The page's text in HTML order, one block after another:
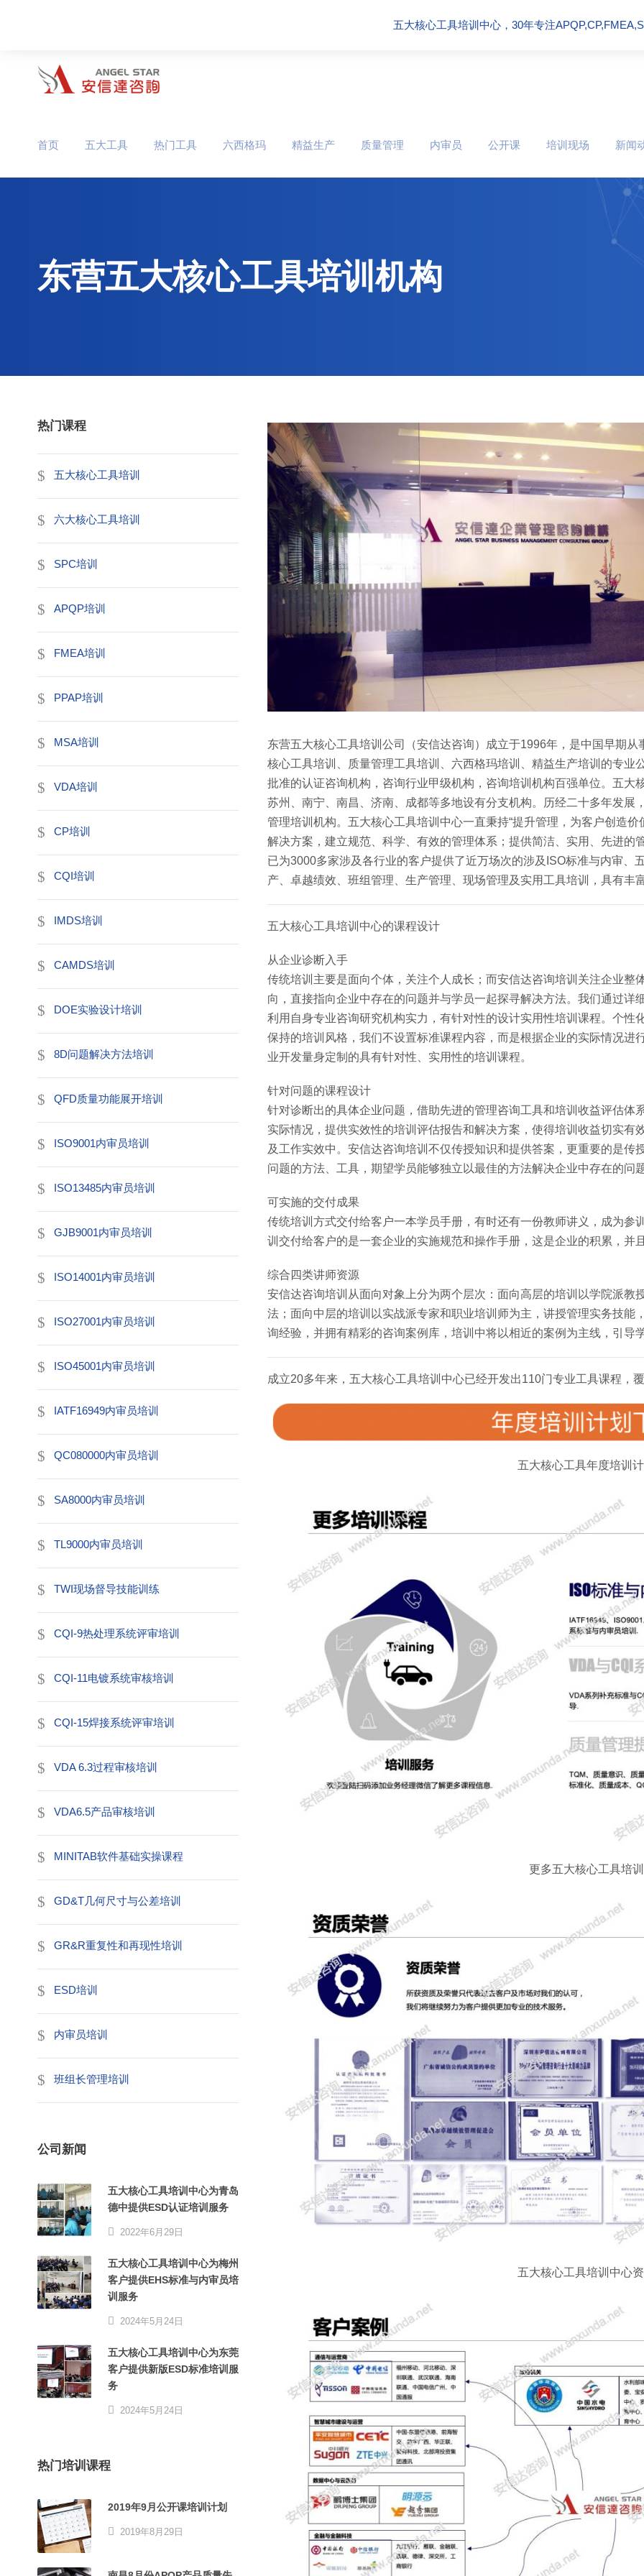
五大核心工具培训中心，30年专注
首页 五大工具 热门工具 六西格玛 精益生产 质量管理 内审员 公开课 培训现场 新闻
东营五大核心工具培训机构
东营五大核心工具培训公司（安信达咨询）成立于1996年，是中国早期
核心工具培训、质量管理工具培训、六西格玛培训、精益生产培训的专
批准的认证咨询机构，咨询行业甲级机构，咨询培训机构百强单位。五
苏州、南宁、南昌、济南、成都等多地设有分支机构。历经二十多年发
管理培训机构。五大核心工具培训中心一直秉持“提升管理，为客户创造
解决方案，建立规范、科学、有效的管理体系；提供简洁、实用、先进
已为3000多家涉及各行业的客户提供了近万场次的涉及ISO标准与内审
产、卓越绩效、班组管理、生产管理、现场管理及实用工具培训，具有丰
五大核心工具培训中心的课程设计
从企业诊断入手
传统培训主要是面向个体，关注个人成长；而安信达咨询培训关注企业整
向，直接指向企业中存在的问题并与学员一起探寻解决方法。我们通过详
利用自身专业咨询研究机构实力，有针对性的设计实用性培训课程。个性
保持的培训风格，我们不设置标准课程内容，而是根据企业的实际情况进
业开发量身定制的具有针对性、实用性的培训课程。
针对问题的课程设计
针对诊断出的具体企业问题，借助先进的管理咨询工具和培训收益评估体
实际情况，提供实效性的培训评估报告和解决方案，使得培训收益切实有
及工作实效中。安信达咨询培训不仅传授知识和提供答案，更重要的是传
问题的方法、工具，期望学员能够独立以最佳的方法解决企业中存在的问
可实施的交付成果
传统培训方式交付给客户一本学员手册，有时还有一份教师讲义，成为
训交付给客户的是一套企业的实施规范和操作手册，这是企业的积累，并
综合四类讲师资源
安信达咨询培训从面向对象上分为两个层次：面向高层的培训以学院派
法；面向中层的培训以实战派专家和职业培训师为主，讲授管理实务技
询经验，并拥有精彩的咨询案例库，培训中将以相近的案例为主线，引导
成立20多年来，五大核心工具培训中心已经开发出110门专业工具课程，
五大核心工具年度培训
更多五大核心工具培
五大核心工具培训中心
热门课程
五大核心工具培训
六大核心工具培训
SPC培训
APQP培训
FMEA培训
PPAP培训
MSA培训
VDA培训
CP培训
CQI培训
IMDS培训
CAMDS培训
DOE实验设计培训
8D问题解决方法培训
QFD质量功能展开培训
ISO9001内审员培训
ISO13485内审员培训
GJB9001内审员培训
ISO14001内审员培训
ISO27001内审员培训
ISO45001内审员培训
IATF16949内审员培训
QC080000内审员培训
SA8000内审员培训
TL9000内审员培训
TWI现场督导技能训练
CQI-9热处理系统评审培训
CQI-11电镀系统审核培训
CQI-15焊接系统评审培训
VDA 6.3过程审核培训
VDA6.5产品审核培训
MINITAB软件基础实操课程
GD&T几何尺寸与公差培训
GR&R重复性和再现性培训
ESD培训
内审员培训
班组长管理培训
公司新闻
五大核心工具培训中心为青岛
德中提供ESD认证培训服务
2022年6月29日
五大核心工具培训中心为梅州
客户提供EHS标准与内审员培
训服务
2024年5月24日
五大核心工具培训中心为东莞
客户提供新版ESD标准培训服
务
2024年5月24日
热门培训课程
2019年9月公开课培训计划
2019年8月29日